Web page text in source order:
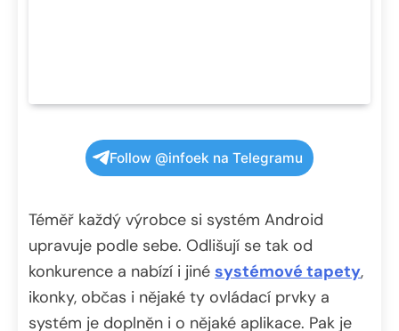
Follow @infoek na Telegramu
Téměř každý výrobce si systém Android
upravuje podle sebe. Odlišují se tak od
konkurence a nabízí i jiné systémové tapety,
ikonky, občas i nějaké ty ovládací prvky a
systém je doplněn i o nějaké aplikace. Pak je